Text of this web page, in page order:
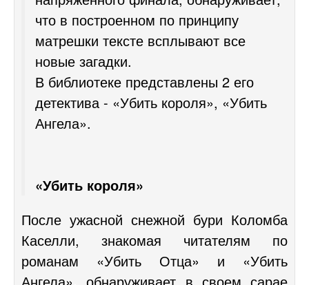
что в построенном по принципу
матрешки тексте всплывают все
новые загадки.
В библиотеке представлены 2 его
детектива - «Убить короля», «Убить
Ангела».
«Убить короля»
После ужасной снежной бури Коломба
Каселли, знакомая читателям по
романам «Убить Отца» и «Убить